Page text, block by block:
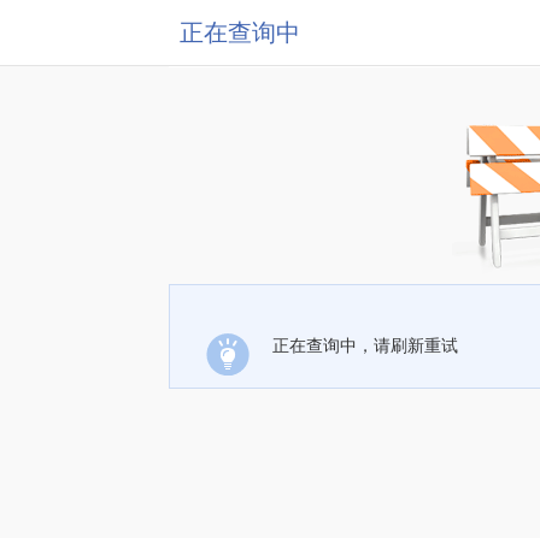
正在查询中
正在查询中，请刷新重试